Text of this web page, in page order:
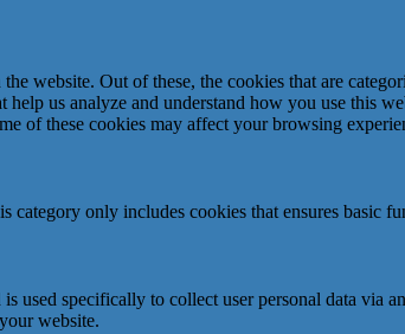
website. Out of these, the cookies that are
us analyze and understand how you use this
of these cookies may affect your browsing
only includes cookies that ensures basic
specifically to collect user personal data via
website.